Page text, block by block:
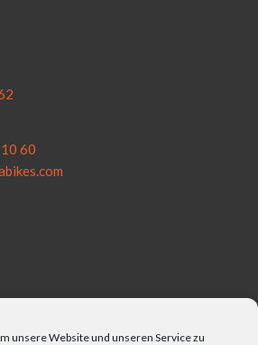
unsere Website und unseren Service zu
60